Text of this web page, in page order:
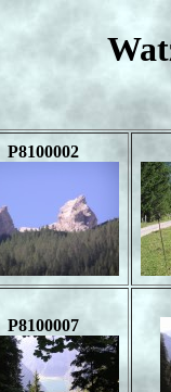
P8100002
P8100007